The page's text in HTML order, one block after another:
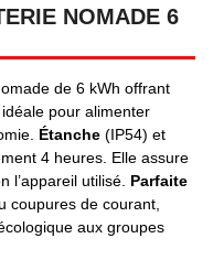
NOMADE 6
de 6 kWh offrant
pour alimenter
Étanche (IP54) et
4 heures. Elle assure
l’appareil utilisé. Parfaite
coupures de courant,
aux groupes